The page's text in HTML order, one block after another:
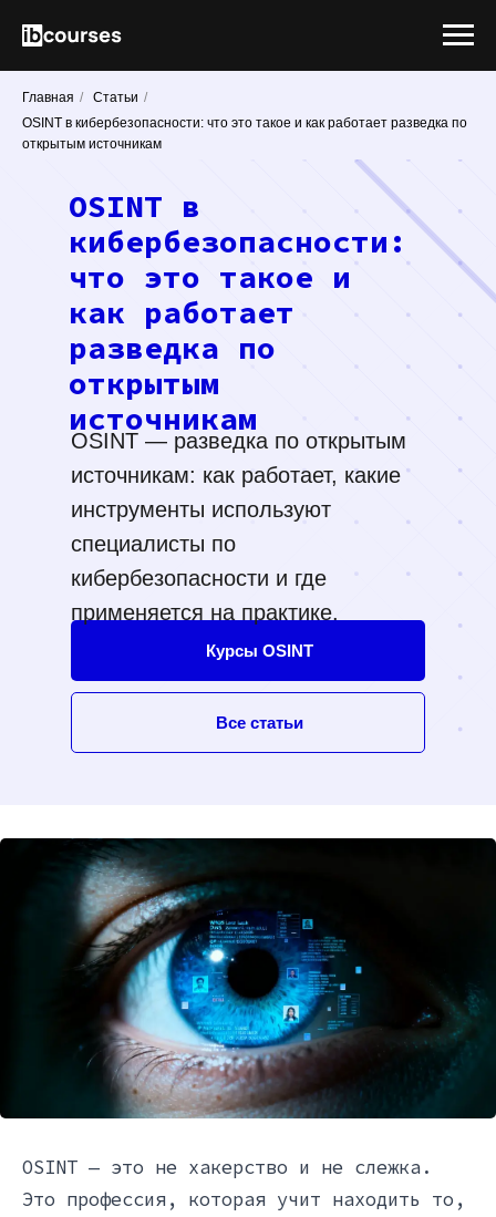
Главная / Статьи /
OSINT в кибербезопасности: что это такое и как работает разведка по
открытым источникам
OSINT в
кибербезопасности:
что это такое и
как работает
разведка по
открытым
источникам
Все статьи
Курсы OSINT
OSINT — разведка по открытым
источникам: как работает, какие
инструменты используют
специалисты по
кибербезопасности и где
применяется на практике.
OSINT — это не хакерство и не слежка.
Это профессия, которая учит находить то,